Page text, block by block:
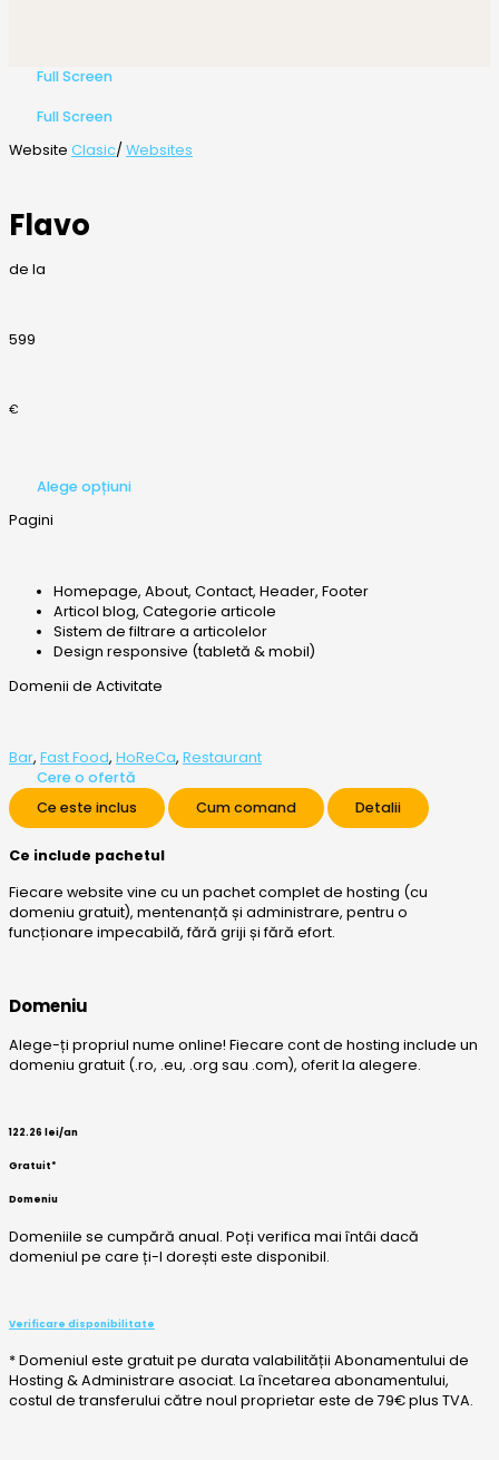
Full Screen
Full Screen
Website Clasic/ Websites
Flavo
de la
599
€
Alege opțiuni
Pagini
Homepage, About, Contact, Header, Footer
Articol blog, Categorie articole
Sistem de filtrare a articolelor
Design responsive (tabletă & mobil)
Domenii de Activitate
Bar, Fast Food, HoReCa, Restaurant
Cere o ofertă
Ce este inclus
Cum comand Detalii
Ce include pachetul
Fiecare website vine cu un pachet complet de hosting (cu
domeniu gratuit), mentenanță și administrare, pentru o
funcționare impecabilă, fără griji și fără efort.
Domeniu
Alege-ți propriul nume online! Fiecare cont de hosting include un
domeniu gratuit (.ro, .eu, .org sau .com), oferit la alegere.
122.26 lei/an
Gratuit*
Domeniu
Domeniile se cumpără anual. Poți verifica mai întâi dacă
domeniul pe care ți-l dorești este disponibil.
Verificare disponibilitate
* Domeniul este gratuit pe durata valabilității Abonamentului de
Hosting & Administrare asociat. La încetarea abonamentului,
costul de transferului către noul proprietar este de 79€ plus TVA.